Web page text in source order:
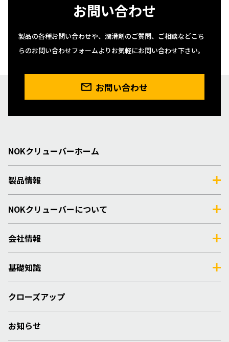
お問い合わせ
製品の各種お問い合わせや、潤滑剤のご質問、ご相談などこち
らのお問い合わせフォームよりお気軽にお問い合わせ下さい。
お問い合わせ
NOKクリューバーホーム
製品情報
NOKクリューバーについて
会社情報
基礎知識
クローズアップ
お知らせ